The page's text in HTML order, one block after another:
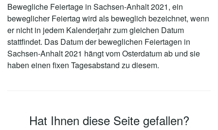
Bewegliche Feiertage in Sachsen-Anhalt 2021, ein
beweglicher Feiertag wird als beweglich bezeichnet, wenn
er nicht in jedem Kalenderjahr zum gleichen Datum
stattfindet. Das Datum der beweglichen Feiertagen in
Sachsen-Anhalt 2021 hängt vom Osterdatum ab und sie
haben einen fixen Tagesabstand zu diesem.
Hat Ihnen diese Seite gefallen?